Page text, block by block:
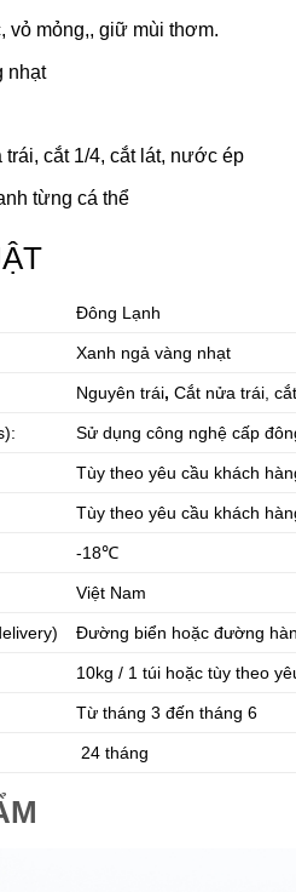
vỏ mỏng,, giữ mùi thơm.
nhạt
trái, cắt 1/4, cắt lát, nước ép
từng cá thể
Đông Lạnh
Xanh ngả vàng nhạt
Nguyên trái, Cắt nửa trái,
Sử dụng công nghệ cấp
Tùy theo yêu cầu khách
Tùy theo yêu cầu khách
-18℃
Việt Nam
Đường biển hoặc đường
10kg / 1 túi hoặc tùy theo
Từ tháng 3 đến tháng 6
24 tháng